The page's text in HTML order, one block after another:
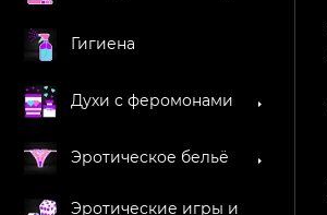
Гигиена
Духи с феромонами
Эротическое бельё
Эротические игры и